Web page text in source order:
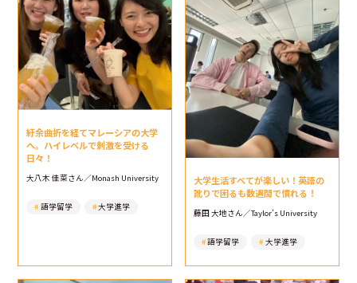
紆余曲折を経てマレーシアの大学
へ。ハイレベルで刺激を受ける
日々！
大八木 佳菜さん／Monash University
語学留学 大学進学
大学生活すべてが楽しい！英語の
訛りで困るも数週間で慣れる！
藤田 大地さん／Taylor’s University
語学留学 大学進学